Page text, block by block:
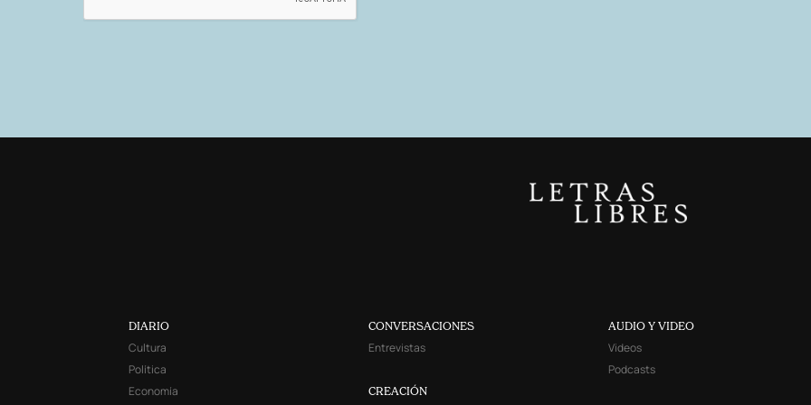
DIARIO
Cultura
Política
Economía
CONVERSACIONES
Entrevistas
CREACIÓN
AUDIO Y VIDEO
Videos
Podcasts